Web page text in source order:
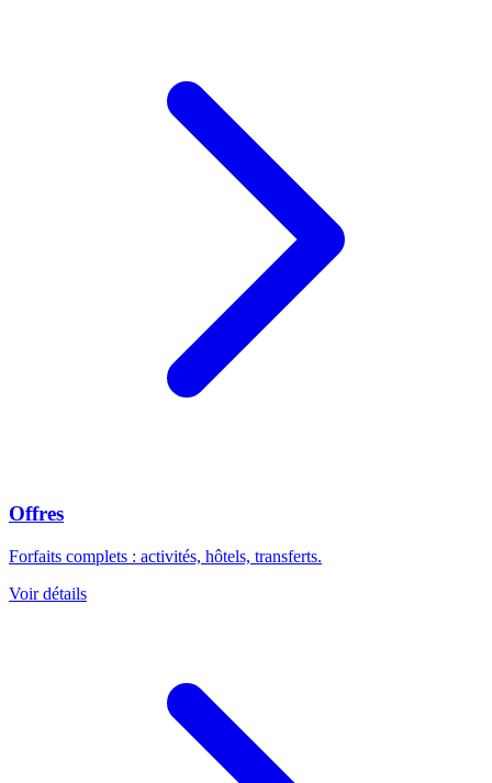
Offres
Forfaits complets : activités, hôtels, transferts.
Voir détails